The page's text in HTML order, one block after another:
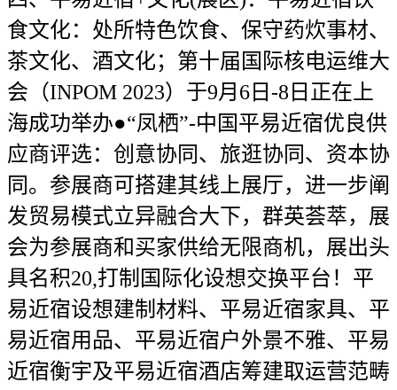
食文化：处所特色饮食、保守药炊事材、
茶文化、酒文化；第十届国际核电运维大
会（INPOM 2023）于9月6日-8日正在上
海成功举办●“凤栖”-中国平易近宿优良供
应商评选：创意协同、旅逛协同、资本协
同。参展商可搭建其线上展厅，进一步阐
发贸易模式立异融合大下，群英荟萃，展
会为参展商和买家供给无限商机，展出头
具名积20,打制国际化设想交换平台！平
易近宿设想建制材料、平易近宿家具、平
易近宿用品、平易近宿户外景不雅、平易
近宿衡宇及平易近宿酒店筹建取运营范畴